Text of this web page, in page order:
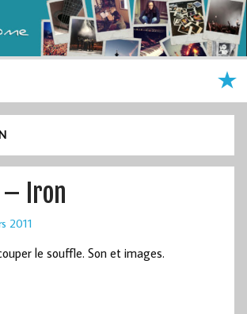
– Iron
2011
le souffle. Son et images.